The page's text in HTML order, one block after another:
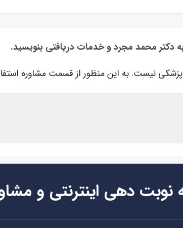
به دکتر محمد مجرد و خدمات دریافتی بنویسید.
نیست. به این منظور از قسمت مشاوره
نوبت دهی اینترنتی و